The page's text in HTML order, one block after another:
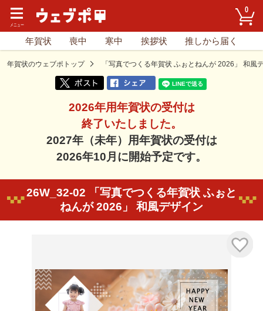
0
年賀状 喪中 寒中 挨拶状 推しから届く
年賀状のウェブポトップ 「写真でつくる年賀状 ふぉとねんが 2026」 和風
2026年用年賀状の受付は
終了いたしました。
2027年（未年）用年賀状の受付は
2026年10月に開始予定です。
26W_32-02 「写真でつくる年賀状 ふぉと
ねんが 2026」 和風デザイン